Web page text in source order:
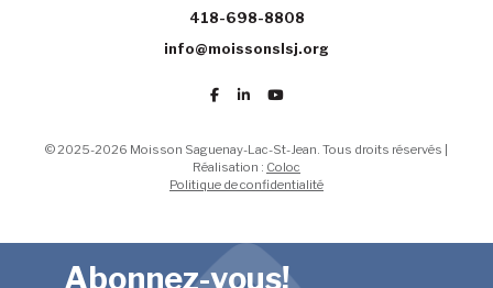
418-698-8808
info@moissonslsj.org
© 2025-2026 Moisson Saguenay-Lac-St-Jean. Tous droits réservés |
Réalisation : Coloc
Politique de confidentialité
Abonnez-vous!